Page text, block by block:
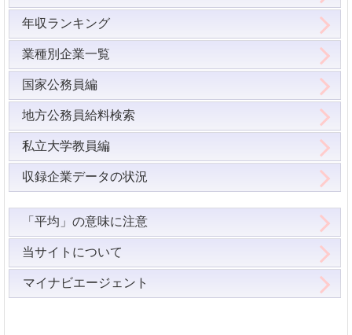
年収ランキング
業種別企業一覧
国家公務員編
地方公務員給料検索
私立大学教員編
収録企業データの状況
「平均」の意味に注意
当サイトについて
マイナビエージェント